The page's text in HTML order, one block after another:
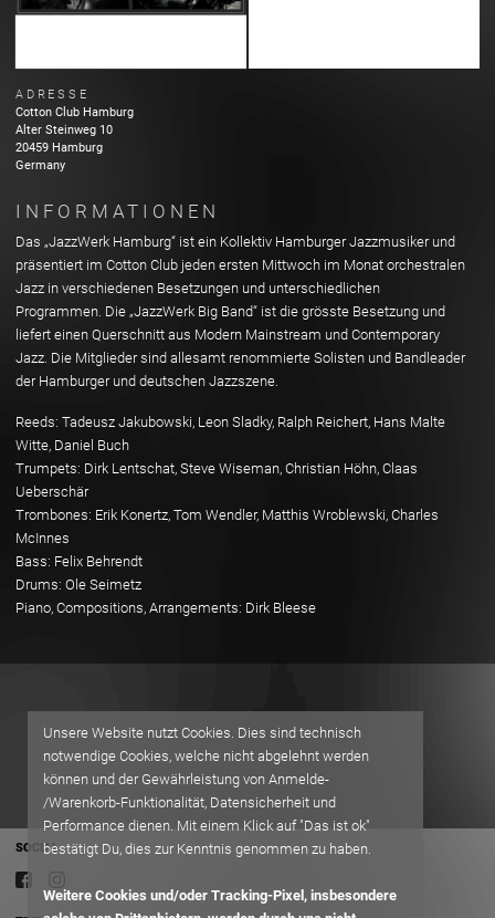
ADRESSE
Cotton Club Hamburg
Alter Steinweg 10
20459 Hamburg
Germany
INFORMATIONEN
Das „JazzWerk Hamburg“ ist ein Kollektiv Hamburger Jazzmusiker und
präsentiert im Cotton Club jeden ersten Mittwoch im Monat orchestralen
Jazz in verschiedenen Besetzungen und unterschiedlichen
Programmen. Die „JazzWerk Big Band“ ist die grösste Besetzung und
liefert einen Querschnitt aus Modern Mainstream und Contemporary
Jazz. Die Mitglieder sind allesamt renommierte Solisten und Bandleader
der Hamburger und deutschen Jazzszene.
Reeds: Tadeusz Jakubowski, Leon Sladky, Ralph Reichert, Hans Malte
Witte, Daniel Buch
Trumpets: Dirk Lentschat, Steve Wiseman, Christian Höhn, Claas
Ueberschär
Trombones: Erik Konertz, Tom Wendler, Matthis Wroblewski, Charles
McInnes
Bass: Felix Behrendt
Drums: Ole Seimetz
Piano, Compositions, Arrangements: Dirk Bleese
SOCIAL
Unsere Website nutzt Cookies. Dies sind technisch
notwendige Cookies, welche nicht abgelehnt werden
können und der Gewährleistung von Anmelde-
/Warenkorb-Funktionalität, Datensicherheit und
Performance dienen. Mit einem Klick auf "Das ist ok"
bestätigt Du, dies zur Kenntnis genommen zu haben.
Weitere Cookies und/oder Tracking-Pixel, insbesondere